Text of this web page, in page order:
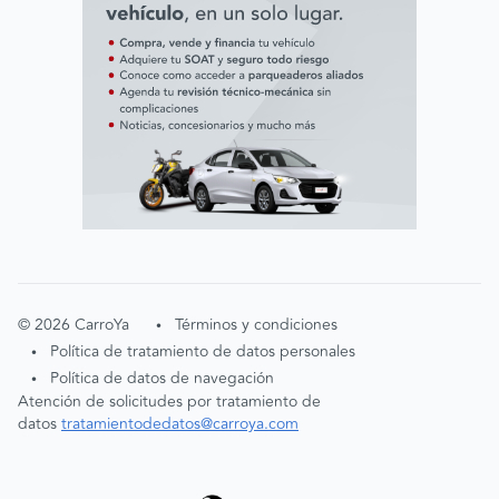
©2026 CarroYa • Términos y condiciones
• Política de tratamiento de datos personales
•
Política de datos de navegación
Atención de solicitudes por tratamiento de
datostratamientodedatos@carroya.com